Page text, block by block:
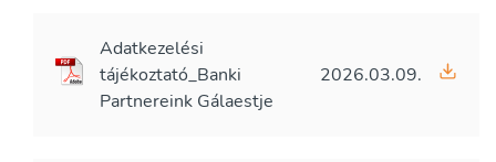
Adatkezelési
tájékoztató_Banki
Partnereink Gálaestje
2026.03.09.